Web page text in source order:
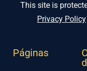
This site is
Privacy Policy
Páginas